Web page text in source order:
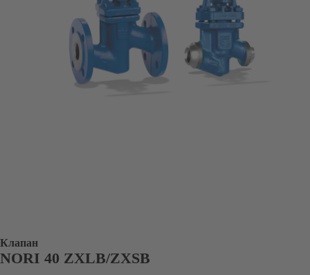
Клапан
NORI 40 ZXLB/ZXSB